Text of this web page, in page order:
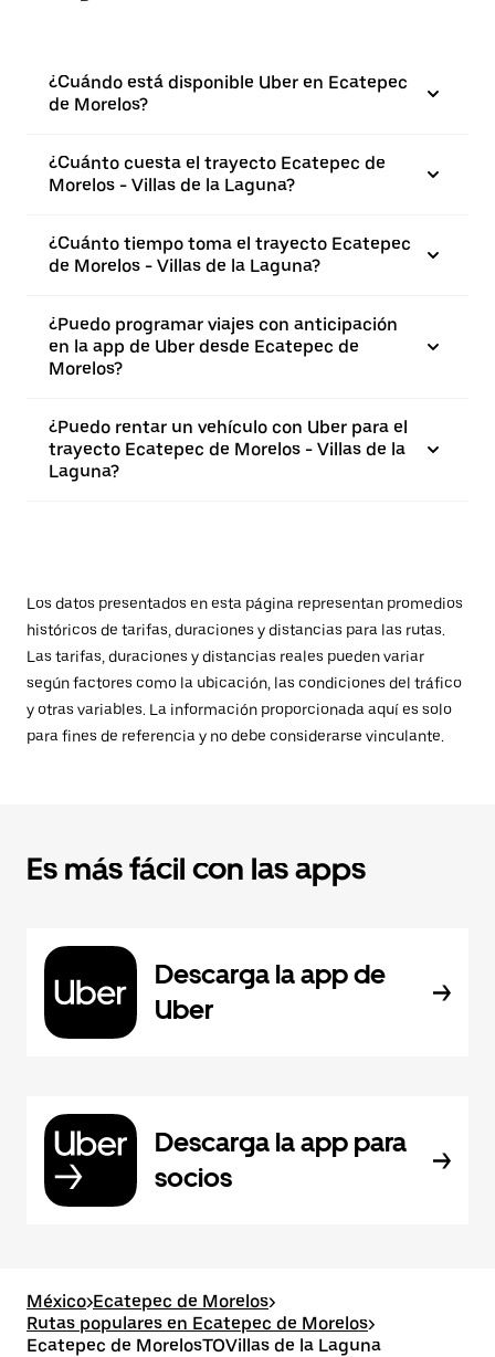
¿Cuándo está disponible Uber en Ecatepec
de Morelos?
¿Cuánto cuesta el trayecto Ecatepec de
Morelos - Villas de la Laguna?
¿Cuánto tiempo toma el trayecto Ecatepec
de Morelos - Villas de la Laguna?
¿Puedo programar viajes con anticipación
en la app de Uber desde Ecatepec de
Morelos?
¿Puedo rentar un vehículo con Uber para el
trayecto Ecatepec de Morelos - Villas de la
Laguna?
Los datos presentados en esta página representan promedios
históricos de tarifas, duraciones y distancias para las rutas.
Las tarifas, duraciones y distancias reales pueden variar
según factores como la ubicación, las condiciones del tráfico
y otras variables. La información proporcionada aquí es solo
para fines de referencia y no debe considerarse vinculante.
Es más fácil con las apps
Descarga la app de
Uber
Descarga la app para
socios
México>Ecatepec de Morelos>
Rutas populares en Ecatepec de Morelos>
Ecatepec de MorelosTOVillas de la Laguna